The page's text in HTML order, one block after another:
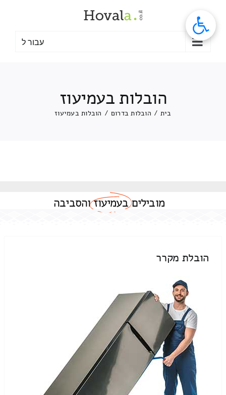
עבור ל
הובלות בעמיעוז
בית / הובלות בדרום / הובלות בעמיעוז
מוביליםבעמיעוזוהסביבה
הובלת מקרר